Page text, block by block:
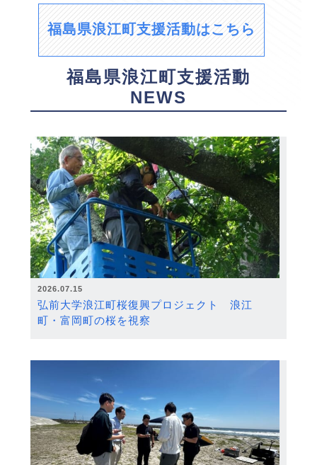
福島県浪江町支援活動はこちら
福島県浪江町支援活動
NEWS
2026.07.15
弘前大学浪江町桜復興プロジェクト 浪江
町・富岡町の桜を視察